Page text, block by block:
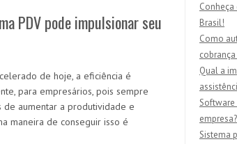
PDV pode impulsionar seu
de hoje, a eficiência é
para empresários, pois sempre
de aumentar a produtividade e
maneira de conseguir isso é
Brasil!
Como
cobrança
Qual a
Software
empresa?
Sistema